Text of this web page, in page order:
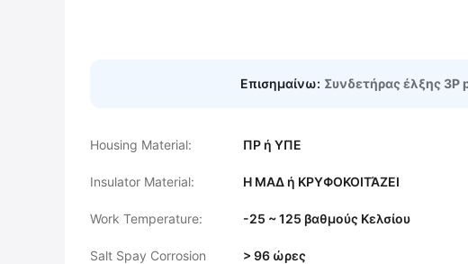
Επισημαίνω: Συνδετήρας έλξης 3P
Housing Material: ΠΡ ή ΥΠΕ
Insulator Material: Η ΜΑΔ ή ΚΡΥΦΟΚΟΙΤΆΖΕΙ
Work Temperature: -25 ~ 125 βαθμούς Κελσίου
Salt Spay Corrosion
> 96 ώρες